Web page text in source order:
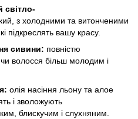
світло-
з холодними та витонченими
підкреслять вашу красу.
сивини: повністю
волосся більш молодим і
олія насіння льону та алое
і зволожують
блискучим і слухняним.